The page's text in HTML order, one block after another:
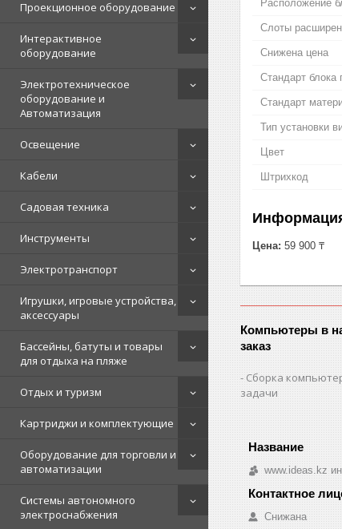
Проекционное оборудование
Интерактивное
оборудование
Электротехническое
оборудование и
Автоматизация
Освещение
Кабели
Садовая техника
Инструменты
Электротранспорт
Игрушки, игровые устройства,
аксессуары
Бассейны, батуты и товары
для отдыха на пляже
Отдых и туризм
Картриджи и комплектующие
Оборудование для торговли и
автоматизации
Системы автономного
электроснабжения
Расположение
Слоты
Снижена цена
Стандарт блока
Стандарт
Тип установки
Цвет
Штрихкод
Цена: 59 900 ₸
Компьютеры в
заказ
Сборка
задачи
www.ideas.kz
Снижана